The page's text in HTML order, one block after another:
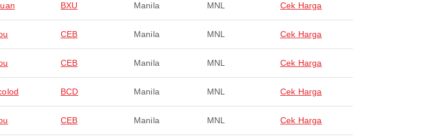
BXU Manila MNL Cek Harga
CEB Manila MNL Cek Harga
CEB Manila MNL Cek Harga
BCD Manila MNL Cek Harga
CEB Manila MNL Cek Harga